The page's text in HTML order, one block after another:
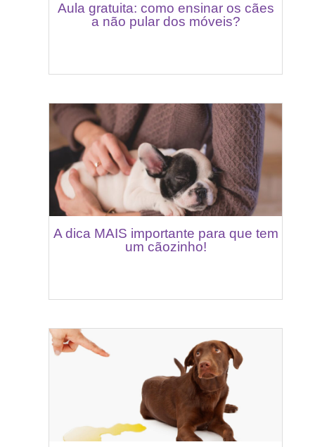
Aula gratuita: como ensinar os cães
a não pular dos móveis?
A dica MAIS importante para que tem
um cãozinho!